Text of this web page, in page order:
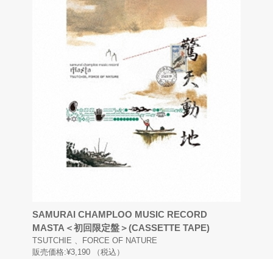
SAMURAI CHAMPLOO MUSIC RECORD
MASTA＜初回限定盤＞(CASSETTE TAPE)
TSUTCHIE 、FORCE OF NATURE
販売価格:¥3,190
（税込）